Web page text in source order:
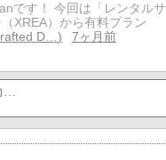
です！ 今回は「レンタルサ
XREA）から有料プラン
D…
7ヶ月前